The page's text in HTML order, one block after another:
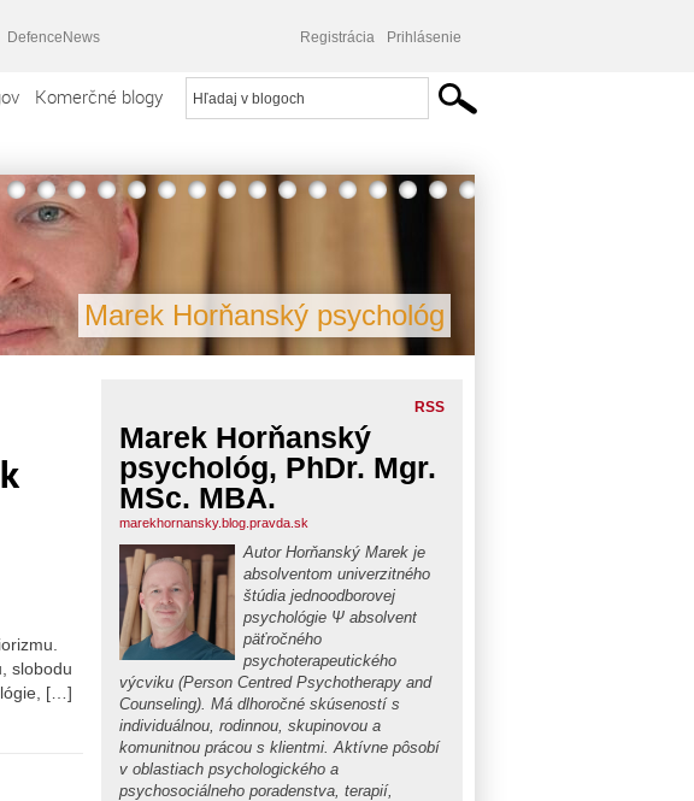
DefenceNews Registrácia Prihlásenie
Komerčné blogy
Marek Horňanský psychológ
slobodu
[…]
RSS
Marek Horňanský
psychológ, PhDr. Mgr.
MSc. MBA.
marekhornansky.blog.pravda.sk
Autor Horňanský Marek je
absolventom univerzitného
štúdia jednoodborovej
psychológie Ψ absolvent
päťročného
psychoterapeutického
výcviku (Person Centred Psychotherapy and
Counseling). Má dlhoročné skúseností s
individuálnou, rodinnou, skupinovou a
komunitnou prácou s klientmi. Aktívne pôsobí
v oblastiach psychologického a
psychosociálneho poradenstva, terapií,